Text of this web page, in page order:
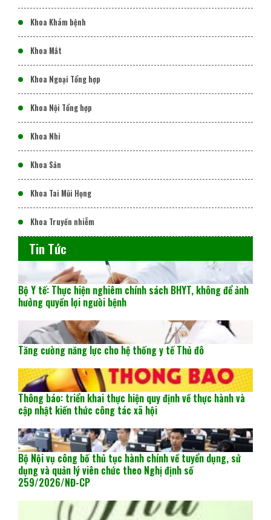
Khoa Khám bệnh
Khoa Mắt
Khoa Ngoại Tổng hợp
Khoa Nội Tổng hợp
Khoa Nhi
Khoa Sản
Khoa Tai Mũi Họng
Khoa Truyền nhiễm
Tin Tức
Bộ Y tế: Thực hiện nghiêm chính sách BHYT, không để ảnh
hưởng quyền lợi người bệnh
Tăng cường năng lực cho hệ thống y tế Thủ đô
Thông báo: triển khai thực hiện quy định về thực hành và
cập nhật kiến thức công tác xã hội
Bộ Nội vụ công bố thủ tục hành chính về tuyển dụng, sử
dụng và quản lý viên chức theo Nghị định số
259/2026/NĐ-CP